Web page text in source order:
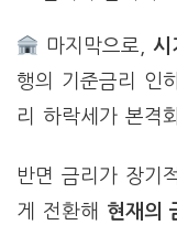
마지막으로, 시
행의 기준금리 인
리 하락세가 본격
반면 금리가 장기
게 전환해 현재의